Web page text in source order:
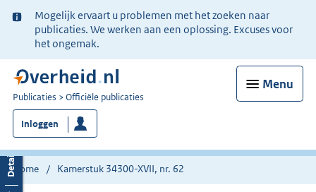
Ter
informatie:
Mogelijk ervaart u problemen met het zoeken naar
publicaties. We werken aan een oplossing. Excuses voor
het ongemak.
Menu
U
bent
nu
hier:
Publicaties Officiële publicaties
Inloggen
Home Kamerstuk 34300-XVII, nr. 62